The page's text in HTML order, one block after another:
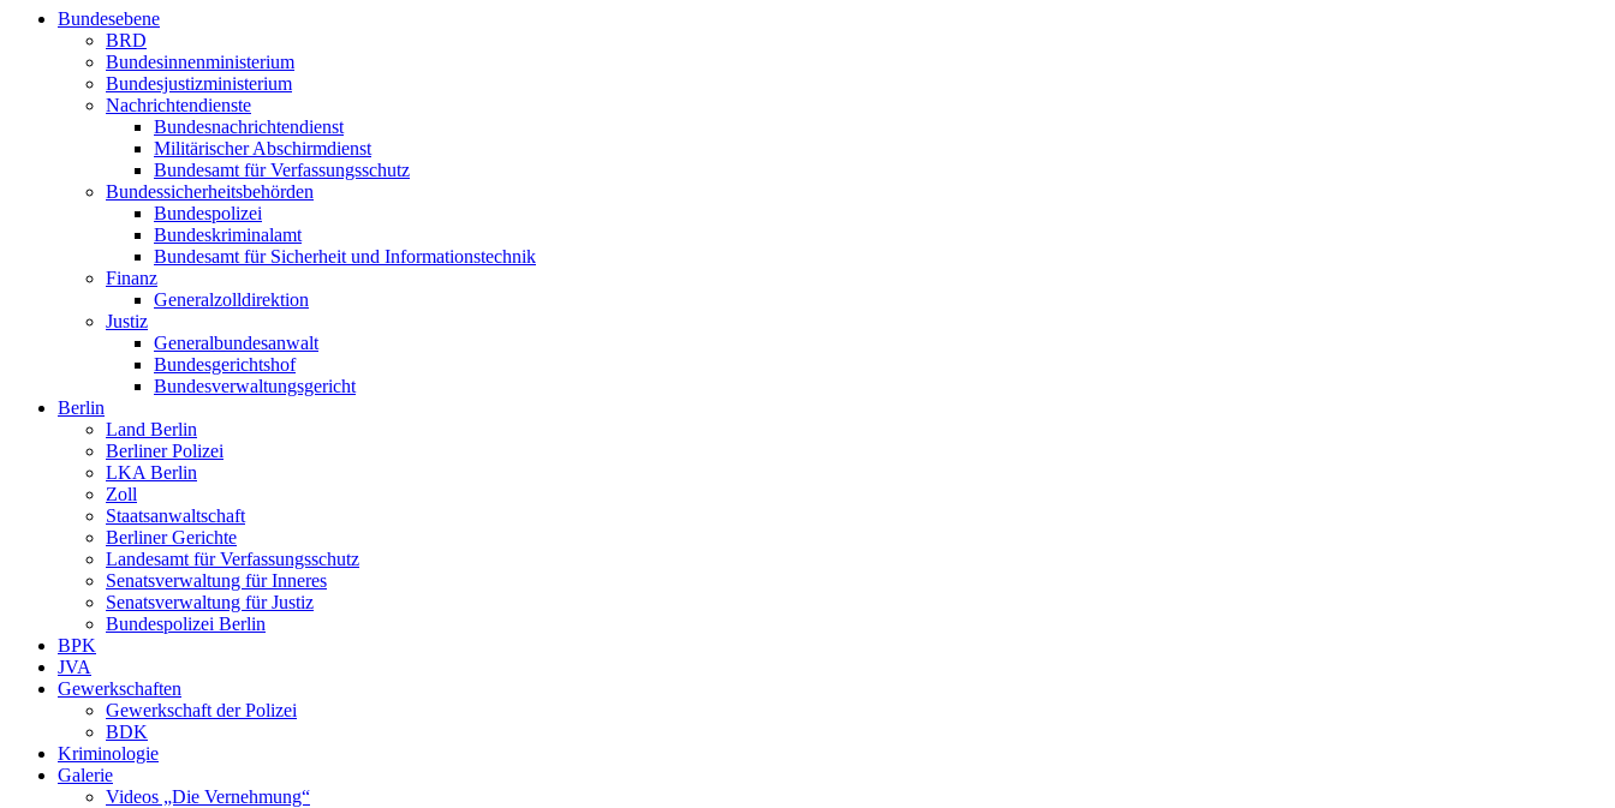
Bundesebene
BRD
Bundesinnenministerium
Bundesjustizministerium
Nachrichtendienste
Bundesnachrichtendienst
Militärischer Abschirmdienst
Bundesamt für Verfassungsschutz
Bundessicherheitsbehörden
Bundespolizei
Bundeskriminalamt
Bundesamt für Sicherheit und Informationstechnik
Finanz
Generalzolldirektion
Justiz
Generalbundesanwalt
Bundesgerichtshof
Bundesverwaltungsgericht
Berlin
Land Berlin
Berliner Polizei
LKA Berlin
Zoll
Staatsanwaltschaft
Berliner Gerichte
Landesamt für Verfassungsschutz
Senatsverwaltung für Inneres
Senatsverwaltung für Justiz
Bundespolizei Berlin
BPK
JVA
Gewerkschaften
Gewerkschaft der Polizei
BDK
Kriminologie
Galerie
Videos „Die Vernehmung“